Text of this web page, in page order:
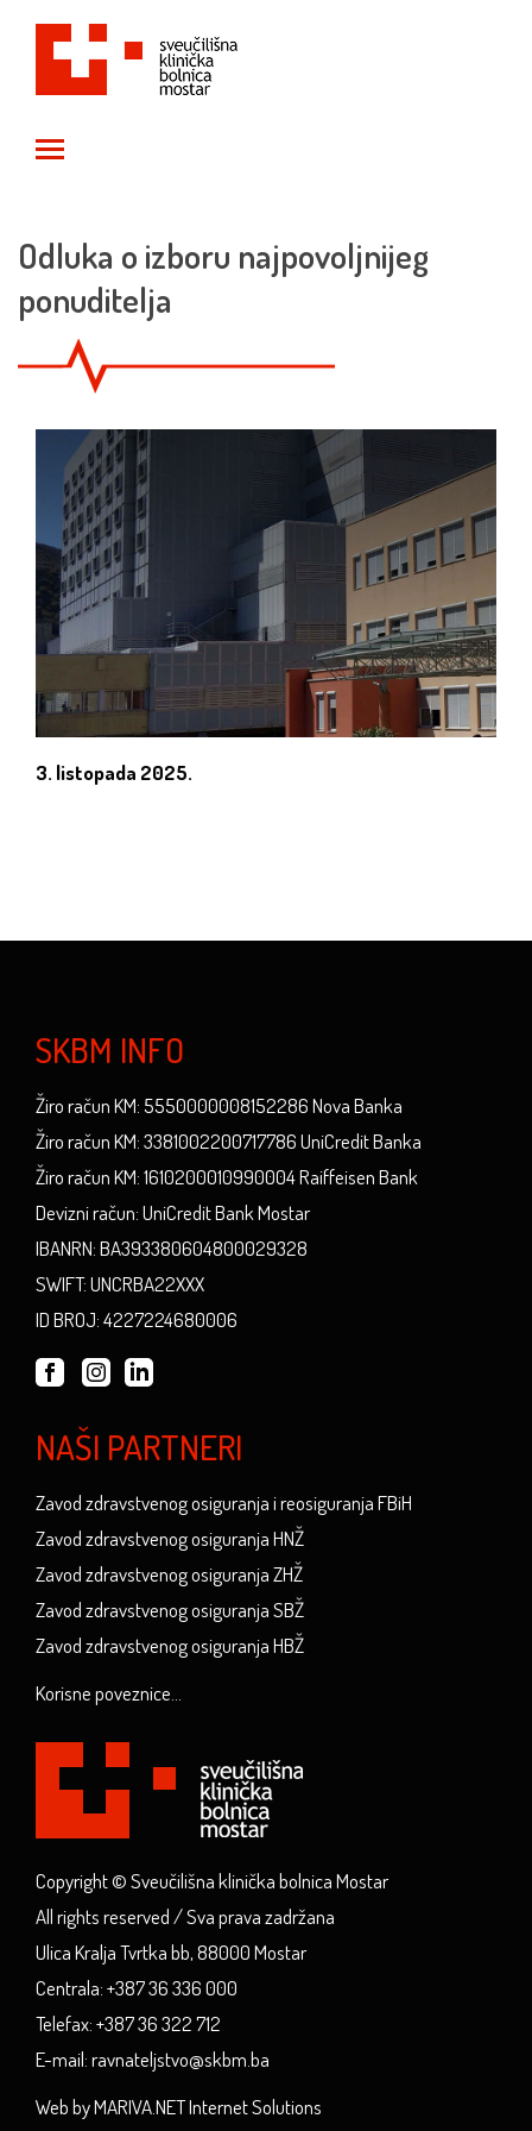
Odluka o izboru najpovoljnijeg
ponuditelja
3. listopada 2025.
SKBM INFO
Žiro račun KM: 5550000008152286 Nova Banka
Žiro račun KM: 3381002200717786 UniCredit Banka
Žiro račun KM: 1610200010990004 Raiffeisen Bank
Devizni račun: UniCredit Bank Mostar
IBANRN: BA393380604800029328
SWIFT: UNCRBA22XXX
ID BROJ: 4227224680006
NAŠI PARTNERI
Zavod zdravstvenog osiguranja i reosiguranja FBiH
Zavod zdravstvenog osiguranja HNŽ
Zavod zdravstvenog osiguranja ZHŽ
Zavod zdravstvenog osiguranja SBŽ
Zavod zdravstvenog osiguranja HBŽ
Korisne poveznice...
Copyright © Sveučilišna klinička bolnica Mostar
All rights reserved / Sva prava zadržana
Ulica Kralja Tvrtka bb, 88000 Mostar
Centrala: +387 36 336 000
Telefax: +387 36 322 712
E-mail: ravnateljstvo@skbm.ba
Web by MARIVA.NET Internet Solutions